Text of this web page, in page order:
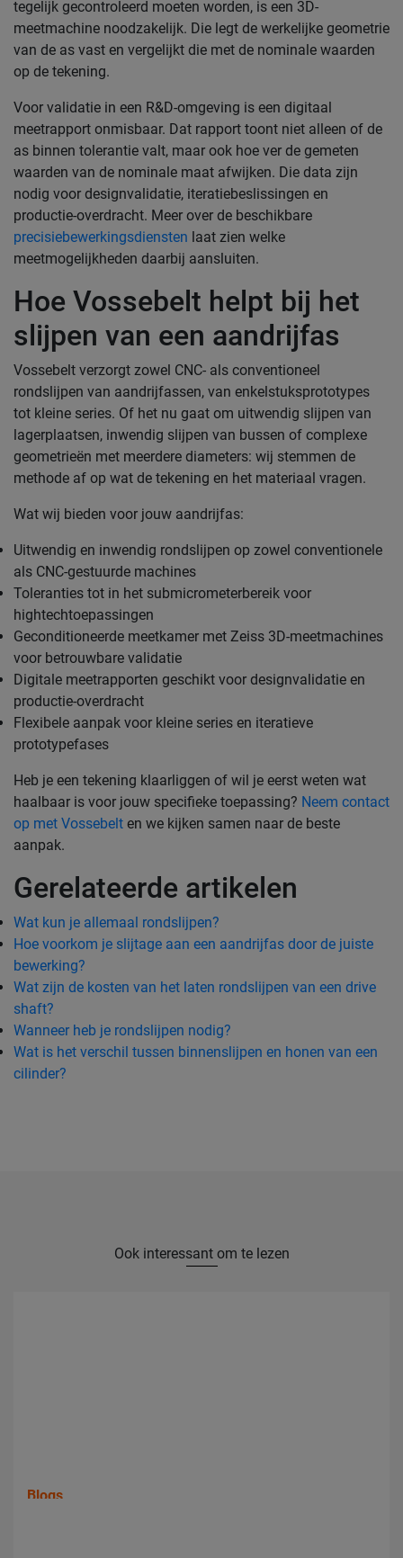
tegelijk gecontroleerd moeten worden, is een 3D-
meetmachine noodzakelijk. Die legt de werkelijke geometrie
van de as vast en vergelijkt die met de nominale waarden
op de tekening.
Voor validatie in een R&D-omgeving is een digitaal
meetrapport onmisbaar. Dat rapport toont niet alleen of de
as binnen tolerantie valt, maar ook hoe ver de gemeten
waarden van de nominale maat afwijken. Die data zijn
nodig voor designvalidatie, iteratiebeslissingen en
productie-overdracht. Meer over de beschikbare
precisiebewerkingsdiensten laat zien welke
meetmogelijkheden daarbij aansluiten.
Hoe Vossebelt helpt bij het
slijpen van een aandrijfas
Vossebelt verzorgt zowel CNC- als conventioneel
rondslijpen van aandrijfassen, van enkelstuksprototypes
tot kleine series. Of het nu gaat om uitwendig slijpen van
lagerplaatsen, inwendig slijpen van bussen of complexe
geometrieën met meerdere diameters: wij stemmen de
methode af op wat de tekening en het materiaal vragen.
Wat wij bieden voor jouw aandrijfas:
Uitwendig en inwendig rondslijpen op zowel conventionele
als CNC-gestuurde machines
Toleranties tot in het submicrometerbereik voor
hightechtoepassingen
Geconditioneerde meetkamer met Zeiss 3D-meetmachines
voor betrouwbare validatie
Digitale meetrapporten geschikt voor designvalidatie en
productie-overdracht
Flexibele aanpak voor kleine series en iteratieve
prototypefases
Heb je een tekening klaarliggen of wil je eerst weten wat
haalbaar is voor jouw specifieke toepassing? Neem contact
op met Vossebelt en we kijken samen naar de beste
aanpak.
Gerelateerde artikelen
Wat kun je allemaal rondslijpen?
Hoe voorkom je slijtage aan een aandrijfas door de juiste
bewerking?
Wat zijn de kosten van het laten rondslijpen van een drive
shaft?
Wanneer heb je rondslijpen nodig?
Wat is het verschil tussen binnenslijpen en honen van een
cilinder?
Ook interessant om te lezen
Blogs